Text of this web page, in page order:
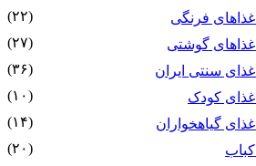
غذاهای فرنگی
(۲۲)
غذاهای گوشتی
(۲۷)
غذای سنتی ایران
(۳۶)
غذای کودک
(۱۰)
غذای گیاهخواران
(۱۴)
کباب
(۲۰)